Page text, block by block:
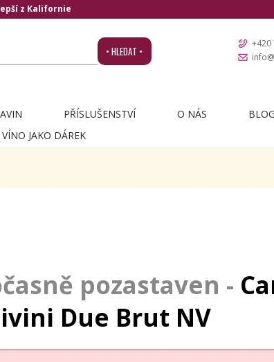
z Kalifornie
• HLEDAT •
+420
PŘÍSLUŠENSTVÍ O NÁS BLOG
JAKO DÁREK
Due Brut NV